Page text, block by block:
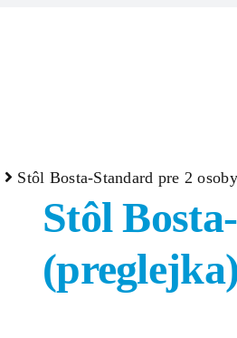
Stôl Bosta-Standard pre 2
Stôl
(preglejka)